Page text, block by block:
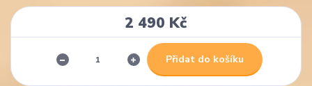
2 490 Kč
Přidat do košíku